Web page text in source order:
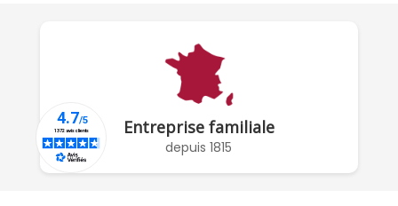
Entreprise familiale
depuis 1815